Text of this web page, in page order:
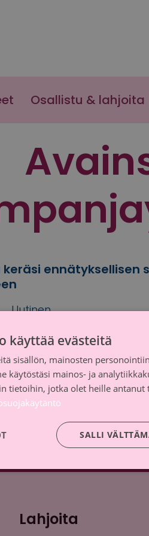
Osallistu & lahjoita
ennätyksellisen
Uutinen
,keräys
Lahjoita
käyttää evästeitä
sisällön, mainosten
käytöstäsi mainos- ja
tietoihin, jotka olet heille antanut
SALLI